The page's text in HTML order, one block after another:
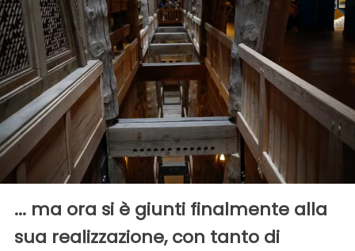
... ma ora si è giunti finalmente alla
sua realizzazione, con tanto di